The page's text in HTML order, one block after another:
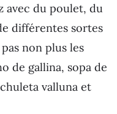
avec du poulet, du
différentes sortes
non plus les
de gallina, sopa de
valluna et